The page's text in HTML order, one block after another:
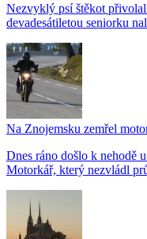
Nezvyklý psí štěkot
devadesátiletou seniorku
Na Znojemsku zemřel
Dnes ráno došlo k nehodě
Motorkář, který nezvládl